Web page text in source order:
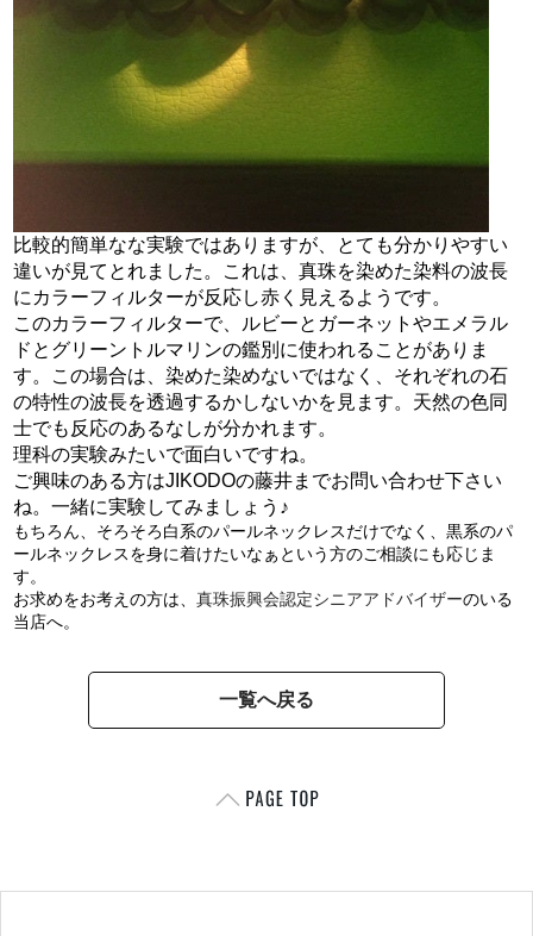
比較的簡単なな実験ではありますが、とても分かりやすい
違いが見てとれました。これは、真珠を染めた染料の波長
にカラーフィルターが反応し赤く見えるようです。
このカラーフィルターで、ルビーとガーネットやエメラル
ドとグリーントルマリンの鑑別に使われることがありま
す。この場合は、染めた染めないではなく、それぞれの石
の特性の波長を透過するかしないかを見ます。天然の色同
士でも反応のあるなしが分かれます。
理科の実験みたいで面白いですね。
ご興味のある方はJIKODOの藤井までお問い合わせ下さい
ね。一緒に実験してみましょう♪
もちろん、そろそろ白系のパールネックレスだけでなく、黒系のパ
ールネックレスを身に着けたいなぁという方のご相談にも応じま
す。
お求めをお考えの方は、真珠振興会認定シニアアドバイザーのいる
当店へ。
一覧へ戻る